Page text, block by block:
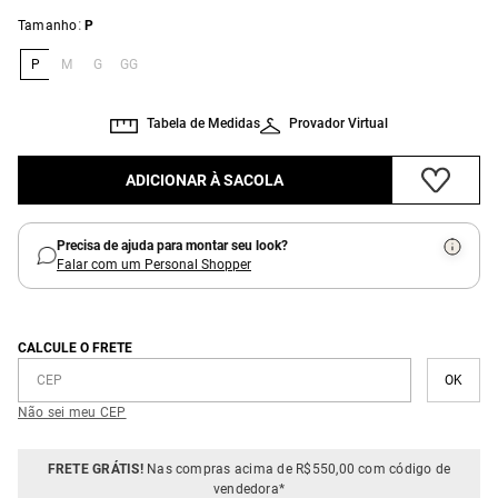
Tamanho: P
P M G GG
Provador Virtual
Tabela de Medidas
ADICIONAR À SACOLA
Precisa de ajuda para montar seu look?
Falar com um Personal Shopper
CALCULE O FRETE
Não sei meu CEP
FRETE GRÁTIS!Nas compras acima de R$550,00 com código de
vendedora*